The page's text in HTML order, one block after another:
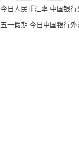
今日人民币汇率 中国银
五一假期 今日中国银行